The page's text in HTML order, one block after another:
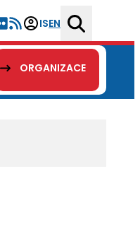
ISEN
ORGANIZACE